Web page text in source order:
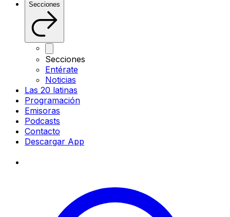
Secciones
Secciones
Entérate
Noticias
Las 20 latinas
Programación
Emisoras
Podcasts
Contacto
Descargar App